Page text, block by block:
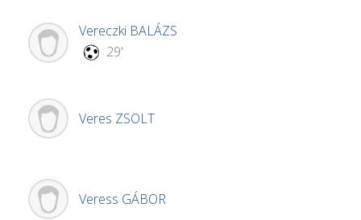
Vereczki BALÁZS
29'
Veres ZSOLT
Veress GÁBOR